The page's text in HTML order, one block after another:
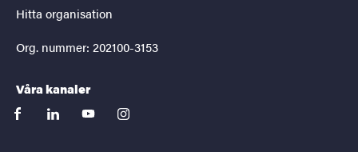
Hitta organisation
Org. nummer: 202100-3153
Våra kanaler
facebooklinkedinyoutubeinstagram